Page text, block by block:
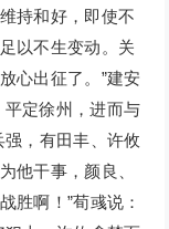
持和好，即使不
以不生变动。关
心出征了。”建安
定徐州，进而与
，有田丰、许攸
他干事，颜良、
胜啊！”荀彧说：